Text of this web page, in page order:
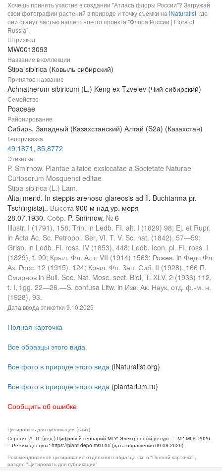
Хочешь принять участие в создании "Атласа флоры России"? Загружай
свои фотографии растений в природе и точку съемки на iNaturalist, где
они станут частью нашего нового проекта "Флора России | Flora of
Russia".
Штрихкод
MW0013093
Название в коллекции
Stipa sibirica (Ковыль сибирский)
Принятое название
Achnatherum sibiricum (L.) Keng ex Tzvelev (Чий сибирский)
Семейство
Poaceae
Районирование
Сибирь, Западный (Казахстанский) Алтай (S2a) (Казахстан)
Геопривязка
49,1871, 85,8772
Этикетка
P. Smirnow. Plantae altaice exsiccatae a Societate Naturae
Curiosorum Mosquensi editae
Stipa sibirica (L.) Lam.
Altaj merid. In steppis arenoso-glareosis ad fl. Buchtarma pr.
Tschingistaj.. Высота 900 м над ур. моря
28.07.1930. Собр. P. Smirnow, № 6
Illustr. I (1791), 158; Trin. in Ledb. FI. alt. I (1829) 98; Ej. et Rupr.
in Acta Ac. Sc. Petropol. Ser, VI. T. V. Sc. nat. (1842), 57—59;
Grisb. in Ledb. Fl. ross. IV (1853), 448; Ledb. Icon. pl. FI. ross. I
(1829), t. 99; Крыл. Фл. Алт. VII (1914) 1563; Рожев. in Федч Фл.
Аз. Росс. 12 (1915). 124; Крыл. Фл. Зап. Сиб. II (1928), 166 П.
Смирнов in Bull. Soc. Nat. Mosc. sect. Biol, T. XLV, 2 (1936) 112,
t. I, figg. 22—26.—S. confusa Litw. in Изв. Ак. Наук, отд. ф.-м. н.
(1928), 93.
Дата ввода этикетки 9.10.2025
Полная карточка
Все образцы этого вида
Все фото в природе этого вида (iNaturalist.org)
Все фото в природе этого вида (plantarium.ru)
Сообщить об ошибке
Цитировать для публикации (сайт)
Серегин А. П. (ред.) Цифровой гербарий МГУ: Электронный ресурс. – М.: МГУ, 2026.
– Режим доступа: https://plant.depo.msu.ru/ (дата обращения 09.08.2026)
Рекомендованное цитирование отдельного образца см. в "Полной карточке",
раздел "Цитировать для публикации"